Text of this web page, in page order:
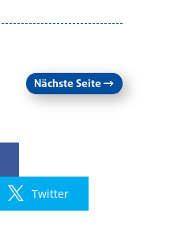
Nächste Seite→
Twitter